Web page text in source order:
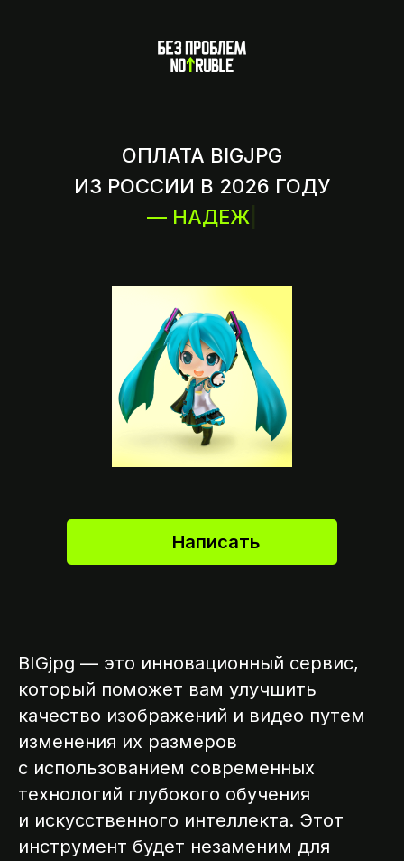
ОПЛАТА BIGJPG
ИЗ РОССИИ В 2026 ГОДУ
— НАДЕЖНО
Написать
BIGjpg — это инновационный сервис,
который поможет вам улучшить
качество изображений и видео путем
изменения их размеров
с использованием современных
технологий глубокого обучения
и искусственного интеллекта. Этот
инструмент будет незаменим для